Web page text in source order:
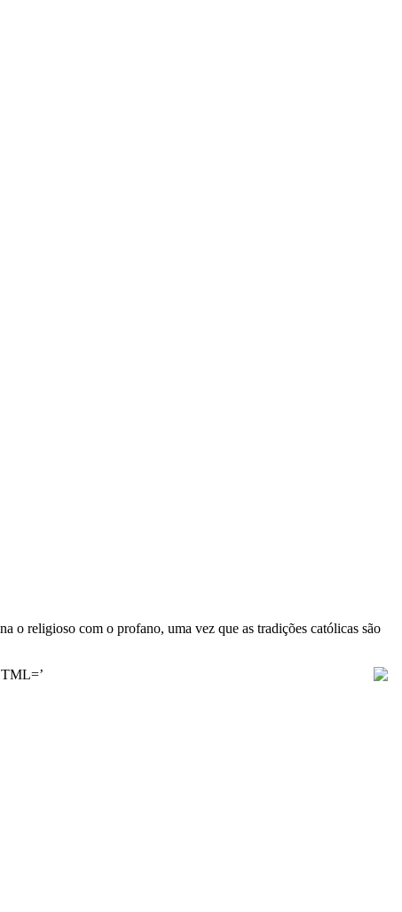
o religioso com o profano, uma vez que as tradições católicas são